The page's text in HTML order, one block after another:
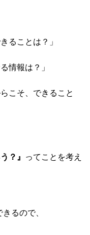
ることは？」
情報は？」
こそ、できること
？』
ってことを考え
るので、